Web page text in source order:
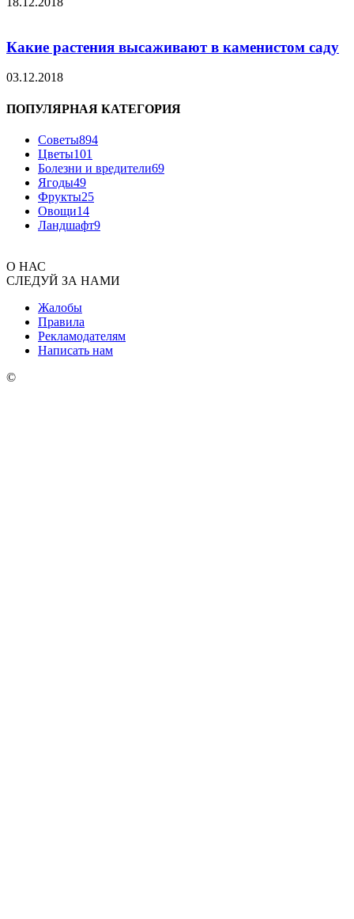
Какие растения высаживают в каменистом саду
03.12.2018
ПОПУЛЯРНАЯ КАТЕГОРИЯ
Советы894
Цветы101
Болезни и вредители69
Ягоды49
Фрукты25
Овощи14
Ландшафт9
О НАС
СЛЕДУЙ ЗА НАМИ
Жалобы
Правила
Рекламодателям
Написать нам
©